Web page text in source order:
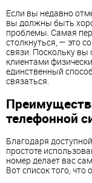
Если вы недавно
вы должны быть
проблемы. Самая
столкнуться, — это
связи. Поскольку вы
клиентами
единственный
связаться.
телефонной
Благодаря
простоте
номер делает вас
Вот список того, что